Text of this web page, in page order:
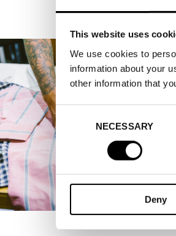
This website uses
We use cookies to
information about your
other information that
Consent
Selection
NECESSARY
Deny